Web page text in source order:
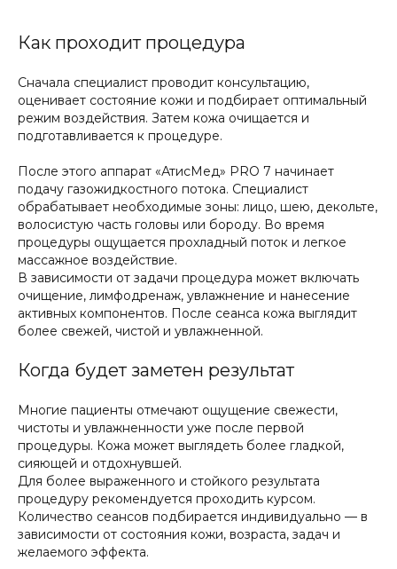
Как проходит процедура
Сначала специалист проводит консультацию,
оценивает состояние кожи и подбирает оптимальный
режим воздействия. Затем кожа очищается и
подготавливается к процедуре.
После этого аппарат «АтисМед» PRO 7 начинает
подачу газожидкостного потока. Специалист
обрабатывает необходимые зоны: лицо, шею, декольте,
волосистую часть головы или бороду. Во время
процедуры ощущается прохладный поток и легкое
массажное воздействие.
В зависимости от задачи процедура может включать
очищение, лимфодренаж, увлажнение и нанесение
активных компонентов. После сеанса кожа выглядит
более свежей, чистой и увлажненной.
Когда будет заметен результат
Многие пациенты отмечают ощущение свежести,
чистоты и увлажненности уже после первой
процедуры. Кожа может выглядеть более гладкой,
сияющей и отдохнувшей.
Для более выраженного и стойкого результата
процедуру рекомендуется проходить курсом.
Количество сеансов подбирается индивидуально — в
зависимости от состояния кожи, возраста, задач и
желаемого эффекта.
Акции